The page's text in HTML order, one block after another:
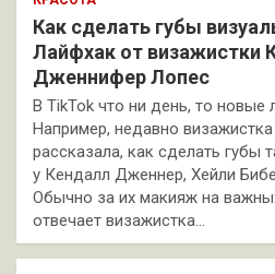
Как сделать губы
Лайфхак от визажистки
Дженнифер Лопес
В TikTok что ни день, то новые
Например, недавно
рассказала, как сделать губы
у Кендалл Дженнер, Хейли
Обычно за их макияж на
отвечает визажистка…